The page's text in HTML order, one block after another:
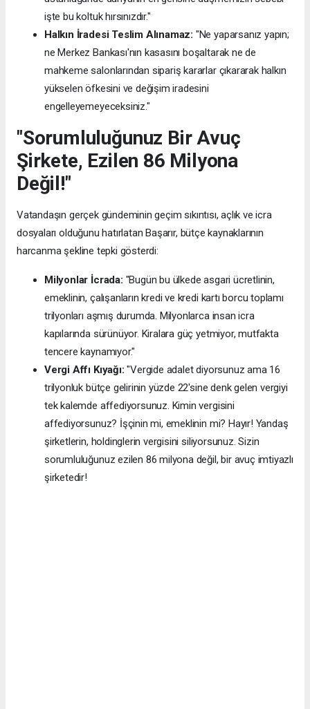
işte bu koltuk hırsınızdır."
Halkın İradesi Teslim Alınamaz: "Ne yaparsanız yapın;
ne Merkez Bankası'nın kasasını boşaltarak ne de
mahkeme salonlarından sipariş kararlar çıkararak halkın
yükselen öfkesini ve değişim iradesini
engelleyemeyeceksiniz."
"Sorumluluğunuz Bir Avuç
Şirkete, Ezilen 86 Milyona
Değil!"
Vatandaşın gerçek gündeminin geçim sıkıntısı, açlık ve icra
dosyaları olduğunu hatırlatan Başarır, bütçe kaynaklarının
harcanma şekline tepki gösterdi:
Milyonlar İcrada: "Bugün bu ülkede asgari ücretlinin,
emeklinin, çalışanların kredi ve kredi kartı borcu toplamı
trilyonları aşmış durumda. Milyonlarca insan icra
kapılarında sürünüyor. Kiralara güç yetmiyor, mutfakta
tencere kaynamıyor."
Vergi Affı Kıyağı: "Vergide adalet diyorsunuz ama 16
trilyonluk bütçe gelirinin yüzde 22'sine denk gelen vergiyi
tek kalemde affediyorsunuz. Kimin vergisini
affediyorsunuz? İşçinin mi, emeklinin mi? Hayır! Yandaş
şirketlerin, holdinglerin vergisini siliyorsunuz. Sizin
sorumluluğunuz ezilen 86 milyona değil, bir avuç imtiyazlı
şirketedir!